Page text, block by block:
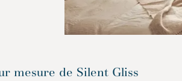
mesure de Silent Gliss